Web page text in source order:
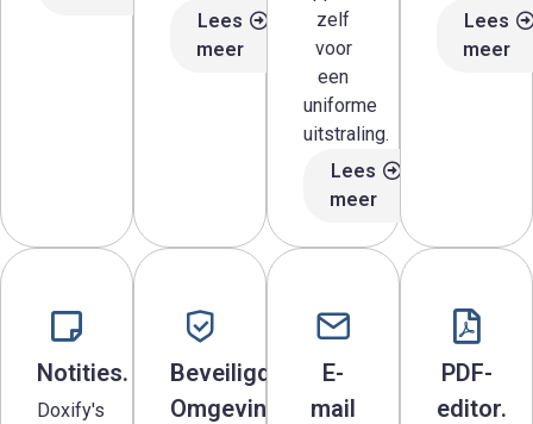
Lees
meer
zelf
voor
een
uniforme
uitstraling.
Lees
meer
Lees
meer
Notities.
Doxify's
Beveiligde
Omgeving.
E-
mail
PDF-
editor.